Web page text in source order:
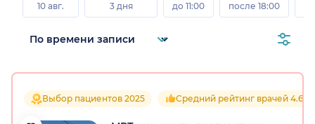
10 авг.
3 дня
до 11:00
после 18:00
Выбор пациентов 2025 Средний рейтинг врачей 4.6